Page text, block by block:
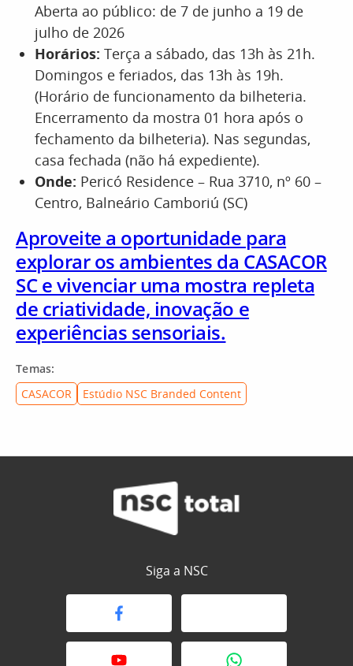
Aberta ao público: de 7 de junho a 19 de
julho de 2026
Horários: Terça a sábado, das 13h às 21h.
Domingos e feriados, das 13h às 19h.
(Horário de funcionamento da bilheteria.
Encerramento da mostra 01 hora após o
fechamento da bilheteria). Nas segundas,
casa fechada (não há expediente).
Onde: Pericó Residence – Rua 3710, nº 60 –
Centro, Balneário Camboriú (SC)
Aproveite a oportunidade para
explorar os ambientes da CASACOR
SC e vivenciar uma mostra repleta
de criatividade, inovação e
experiências sensoriais.
Temas:
CASACOR
Estúdio NSC Branded Content
Siga a NSC